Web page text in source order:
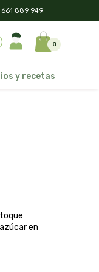
661 889 949
0
y recetas
en